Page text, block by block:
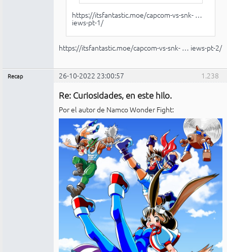
https://itsfantastic.moe/capcom-vs-snk- …
iews-pt-1/
https://itsfantastic.moe/capcom-vs-snk- … iews-pt-2/
1.238
Recap 26-10-2022 23:00:57
Re: Curiosidades, en este hilo.
Por el autor de Namco Wonder Fight: